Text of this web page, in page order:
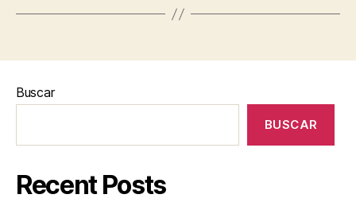
Buscar
BUSCAR
Recent Posts